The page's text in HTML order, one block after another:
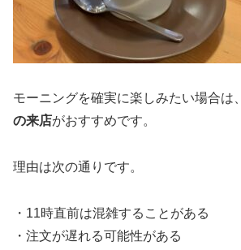
モーニングを確実に楽しみたい場合は、
の来店がおすすめです。
理由は次の通りです。
・11時直前は混雑することがある
・注文が遅れる可能性がある